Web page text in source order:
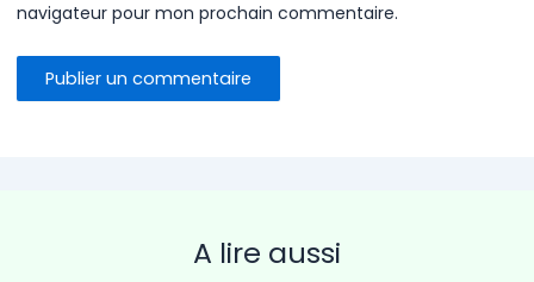
navigateur pour mon prochain commentaire.
A lire aussi